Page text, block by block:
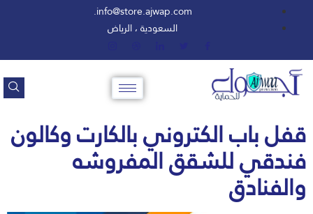
info@store.ajwap.com.
السعودية ، الرياض
قفل باب الكتروني بالكارت وكالون
فندقي للشقق المفروشه
والفنادق